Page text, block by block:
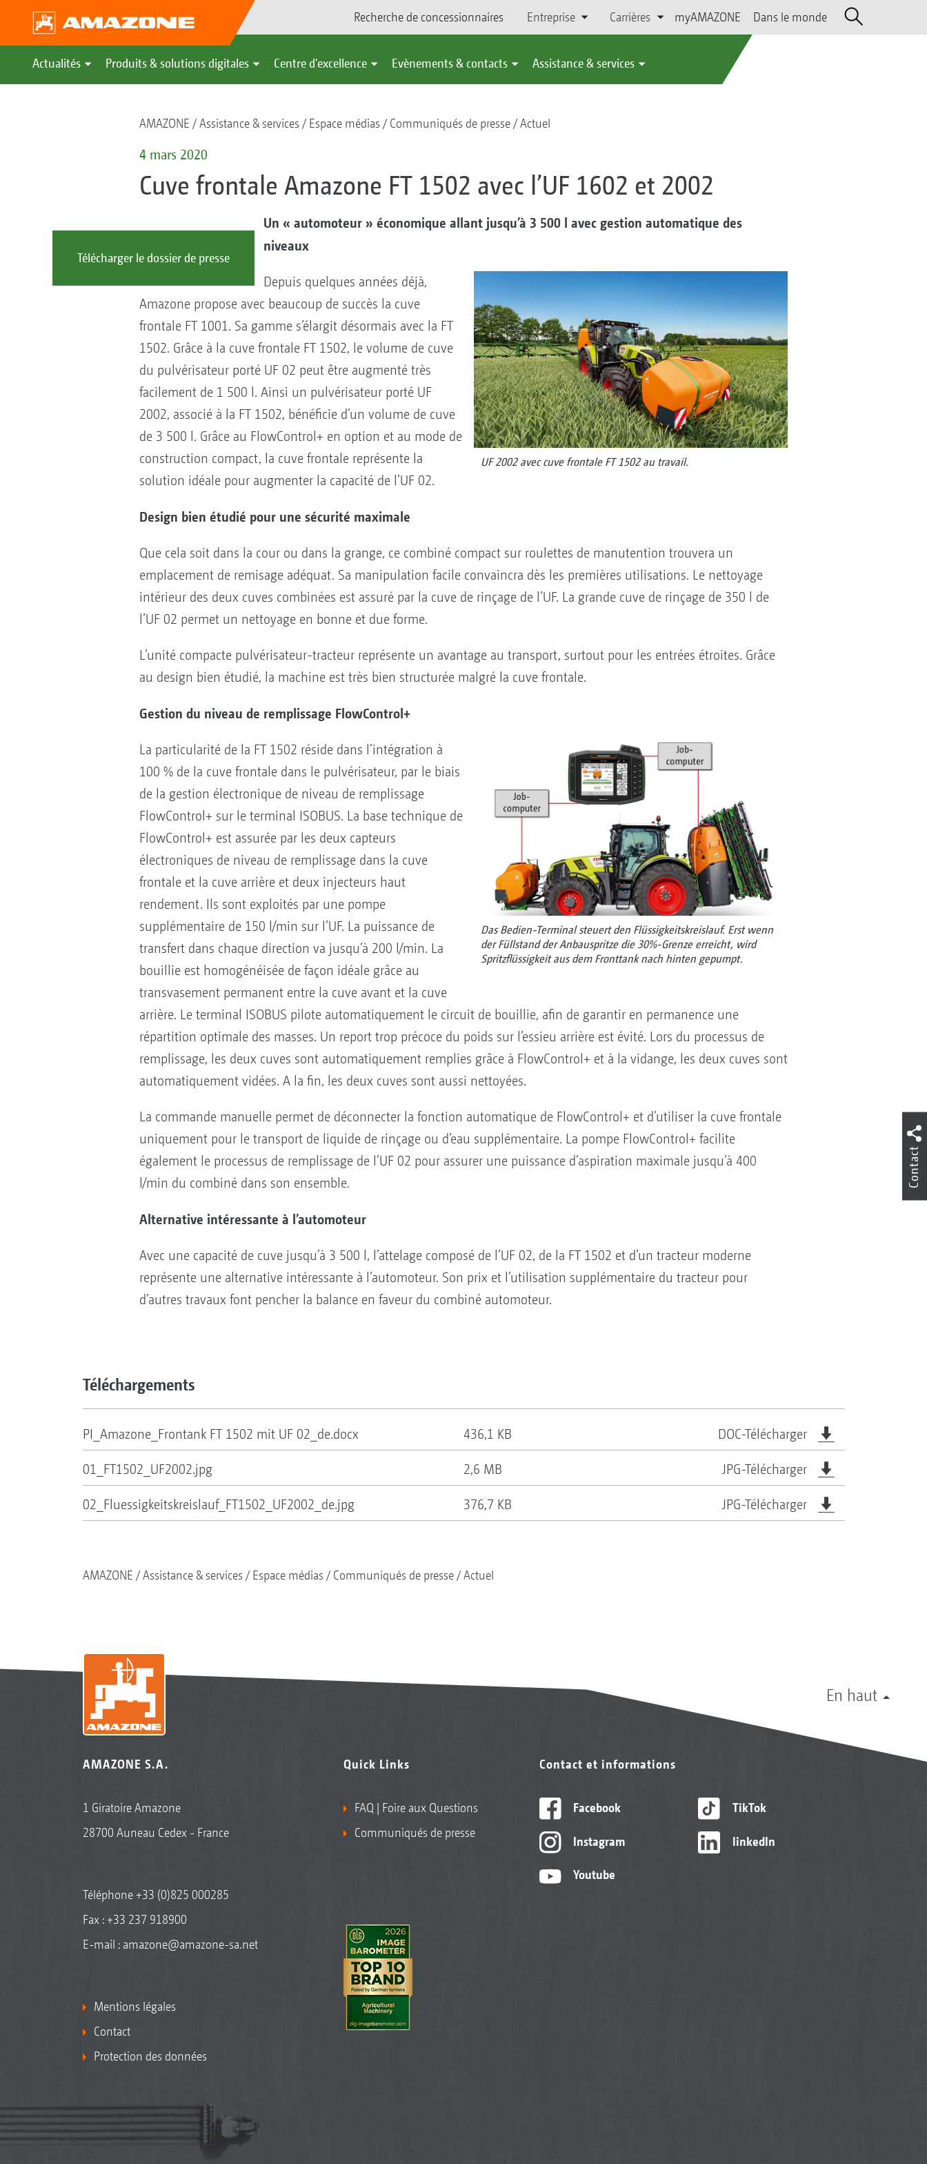
Recherche de concessionnaires Entreprise Carrières myAMAZONE Dans le monde
Actualités Produits & solutions digitales Centre d'excellence Evènements & contacts Assistance & services
AMAZONE Assistance & services Espace médias Communiqués de presse Actuel
4 mars 2020
Cuve frontale Amazone FT 1502 avec l’UF 1602 et 2002
Télécharger le dossier de presse
Un « automoteur » économique allant jusqu’à 3 500 l avec gestion automatique des
niveaux
UF 2002 avec cuve frontale FT 1502 au travail.
Depuis quelques années déjà,
Amazone propose avec beaucoup de succès la cuve
frontale FT 1001. Sa gamme s’élargit désormais avec la FT
1502. Grâce à la cuve frontale FT 1502, le volume de cuve
du pulvérisateur porté UF 02 peut être augmenté très
facilement de 1 500 l. Ainsi un pulvérisateur porté UF
2002, associé à la FT 1502, bénéficie d’un volume de cuve
de 3 500 l. Grâce au FlowControl+ en option et au mode de
construction compact, la cuve frontale représente la
solution idéale pour augmenter la capacité de l’UF 02.
Design bien étudié pour une sécurité maximale
Que cela soit dans la cour ou dans la grange, ce combiné compact sur roulettes de manutention trouvera un
emplacement de remisage adéquat. Sa manipulation facile convaincra dès les premières utilisations. Le nettoyage
intérieur des deux cuves combinées est assuré par la cuve de rinçage de l’UF. La grande cuve de rinçage de 350 l de
l’UF 02 permet un nettoyage en bonne et due forme.
L’unité compacte pulvérisateur-tracteur représente un avantage au transport, surtout pour les entrées étroites. Grâce
au design bien étudié, la machine est très bien structurée malgré la cuve frontale.
Gestion du niveau de remplissage FlowControl+
Das Bedien-Terminal steuert den Flüssigkeitskreislauf. Erst wenn
der Füllstand der Anbauspritze die 30%-Grenze erreicht, wird
Spritzflüssigkeit aus dem Fronttank nach hinten gepumpt.
La particularité de la FT 1502 réside dans l’intégration à
100 % de la cuve frontale dans le pulvérisateur, par le biais
de la gestion électronique de niveau de remplissage
FlowControl+ sur le terminal ISOBUS. La base technique de
FlowControl+ est assurée par les deux capteurs
électroniques de niveau de remplissage dans la cuve
frontale et la cuve arrière et deux injecteurs haut
rendement. Ils sont exploités par une pompe
supplémentaire de 150 l/min sur l’UF. La puissance de
transfert dans chaque direction va jusqu’à 200 l/min. La
bouillie est homogénéisée de façon idéale grâce au
transvasement permanent entre la cuve avant et la cuve
arrière. Le terminal ISOBUS pilote automatiquement le circuit de bouillie, afin de garantir en permanence une
répartition optimale des masses. Un report trop précoce du poids sur l’essieu arrière est évité. Lors du processus de
remplissage, les deux cuves sont automatiquement remplies grâce à FlowControl+ et à la vidange, les deux cuves sont
automatiquement vidées. A la fin, les deux cuves sont aussi nettoyées.
La commande manuelle permet de déconnecter la fonction automatique de FlowControl+ et d’utiliser la cuve frontale
uniquement pour le transport de liquide de rinçage ou d’eau supplémentaire. La pompe FlowControl+ facilite
également le processus de remplissage de l’UF 02 pour assurer une puissance d’aspiration maximale jusqu’à 400
l/min du combiné dans son ensemble.
Alternative intéressante à l’automoteur
Avec une capacité de cuve jusqu’à 3 500 l, l’attelage composé de l’UF 02, de la FT 1502 et d’un tracteur moderne
représente une alternative intéressante à l’automoteur. Son prix et l’utilisation supplémentaire du tracteur pour
d’autres travaux font pencher la balance en faveur du combiné automoteur.
Téléchargements
PI_Amazone_Frontank FT 1502 mit UF 02_de.docx 436,1 KB DOC-Télécharger
01_FT1502_UF2002.jpg 2,6 MB JPG-Télécharger
02_Fluessigkeitskreislauf_FT1502_UF2002_de.jpg 376,7 KB JPG-Télécharger
AMAZONE Assistance & services Espace médias Communiqués de presse Actuel
En haut
AMAZONE S.A.
1 Giratoire Amazone
28700 Auneau Cedex - France
Téléphone+33 (0)825 000285
Fax : +33 237 918900
E-mail : amazone@amazone-sa.net
Mentions légales
Contact
Protection des données
Quick Links
FAQ | Foire aux Questions
Communiqués de presse
Contact et informations
Facebook
Instagram
Youtube
TikTok
linkedIn
Contact